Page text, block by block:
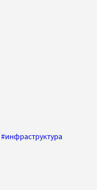
#инфраструктура